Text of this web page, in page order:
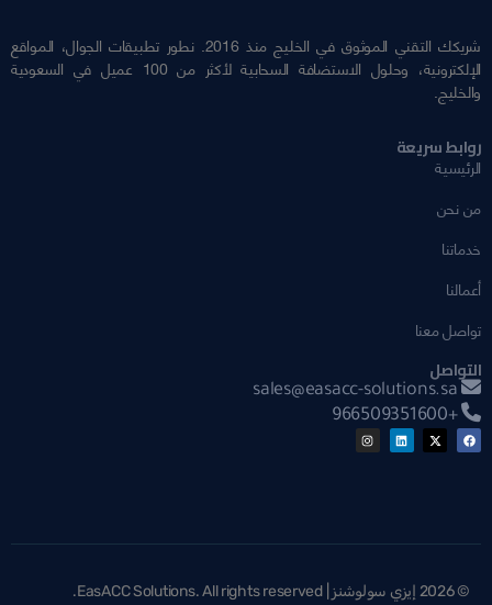
شريكك التقني الموثوق في الخليج منذ 2016. نطور تطبيقات الجوال، المواقع
الإلكترونية، وحلول الاستضافة السحابية لأكثر من 100 عميل في السعودية
والخليج.
روابط سريعة
الرئيسية
من نحن
خدماتنا
أعمالنا
تواصل معنا
التواصل
sales@easacc-solutions.sa
+966509351600
© 2026 إيزي سولوشنز | EasACC Solutions. All rights reserved.